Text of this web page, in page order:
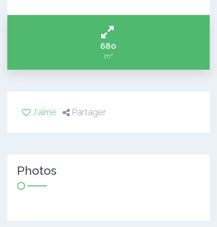
680
m²
J'aime Partager
Photos